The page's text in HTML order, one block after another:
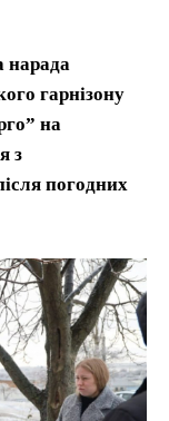
нарада
гарнізону
на
з
погодних